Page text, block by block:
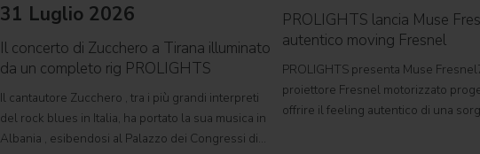
31 Luglio 2026
Il concerto di Zucchero a Tirana illuminato
da un completo rig PROLIGHTS
Il cantautore Zucchero , tra i più grandi interpreti
del rock blues in Italia, ha portato la sua musica in
Albania , esibendosi al Palazzo dei Congressi di
PROLIGHTS lancia Muse
autentico moving Fresnel
PROLIGHTS presenta Muse
proiettore Fresnel motorizzato
offrire il feeling autentico di una